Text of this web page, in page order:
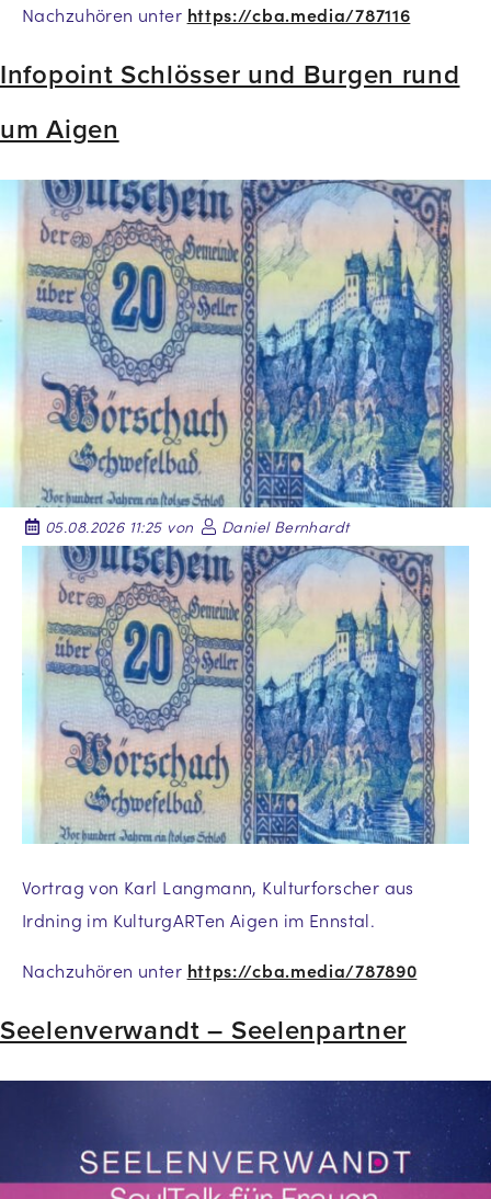
Nachzuhören unter https://cba.media/787116
Infopoint Schlösser und Burgen rund
um Aigen
05.08.2026 11:25 von Daniel Bernhardt
Vortrag von Karl Langmann, Kulturforscher aus
Irdning im KulturgARTen Aigen im Ennstal.
Nachzuhören unter https://cba.media/787890
Seelenverwandt – Seelenpartner